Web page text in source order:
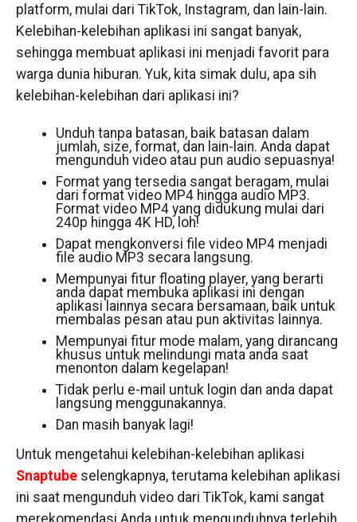
platform, mulai dari TikTok, Instagram, dan lain-lain.
Kelebihan-kelebihan aplikasi ini sangat banyak,
sehingga membuat aplikasi ini menjadi favorit para
warga dunia hiburan. Yuk, kita simak dulu, apa sih
kelebihan-kelebihan dari aplikasi ini?
Unduh tanpa batasan, baik batasan dalam
jumlah, size, format, dan lain-lain. Anda dapat
mengunduh video atau pun audio sepuasnya!
Format yang tersedia sangat beragam, mulai
dari format video MP4 hingga audio MP3.
Format video MP4 yang didukung mulai dari
240p hingga 4K HD, loh!
Dapat mengkonversi file video MP4 menjadi
file audio MP3 secara langsung.
Mempunyai fitur floating player, yang berarti
anda dapat membuka aplikasi ini dengan
aplikasi lainnya secara bersamaan, baik untuk
membalas pesan atau pun aktivitas lainnya.
Mempunyai fitur mode malam, yang dirancang
khusus untuk melindungi mata anda saat
menonton dalam kegelapan!
Tidak perlu e-mail untuk login dan anda dapat
langsung menggunakannya.
Dan masih banyak lagi!
Untuk mengetahui kelebihan-kelebihan aplikasi
Snaptubeselengkapnya, terutama kelebihan aplikasi
ini saat mengunduh video dari TikTok, kami sangat
merekomendasi Anda untuk mengunduhnya terlebih